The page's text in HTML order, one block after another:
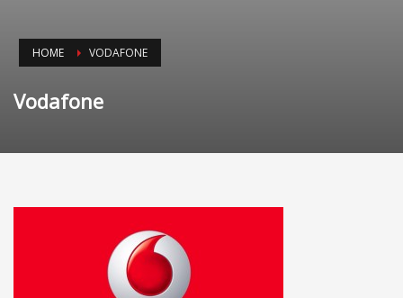
HOME VODAFONE
Vodafone